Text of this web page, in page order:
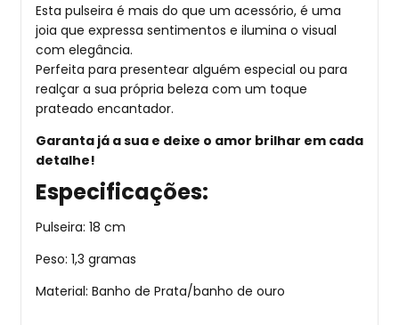
Esta pulseira é mais do que um acessório, é uma
joia que expressa sentimentos e ilumina o visual
com elegância.
Perfeita para presentear alguém especial ou para
realçar a sua própria beleza com um toque
prateado encantador.
Garanta já a sua e deixe o amor brilhar em cada
detalhe!
Especificações:
Pulseira: 18 cm
Peso: 1,3 gramas
Material: Banho de Prata/banho de ouro